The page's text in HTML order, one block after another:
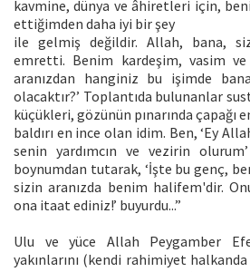
kavmine, dünya ve âhiretleri için,
ettiğimden daha iyi bir şey
ile gelmiş değildir. Allah, bana,
emretti. Benim kardeşim, vasim
aranızdan hanginiz bu işimde
olacaktır?’ Toplantıda bulunanlar
küçükleri, gözünün pınarında çapağı
baldırı en ince olan idim. Ben, ‘Ey
senin yardımcın ve vezirin
boynumdan tutarak, ‘İşte bu genç,
sizin aranızda benim halifem'dir.
ona itaat ediniz!’ buyurdu...”
Ulu ve yüce Allah Peygamber
yakınlarını (kendi rahimiyet